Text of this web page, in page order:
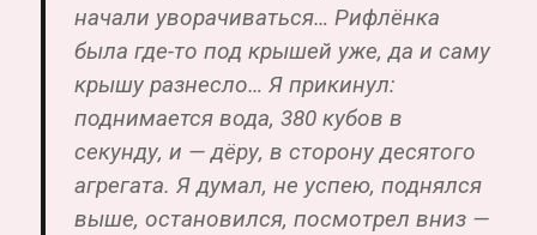
начали уворачиваться… Рифлёнка
была где-то под крышей уже, да и саму
крышу разнесло… Я прикинул:
поднимается вода, 380 кубов в
секунду, и — дёру, в сторону десятого
агрегата. Я думал, не успею, поднялся
выше, остановился, посмотрел вниз —